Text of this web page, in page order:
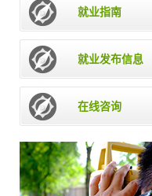
就业指南
就业发布信息
在线咨询